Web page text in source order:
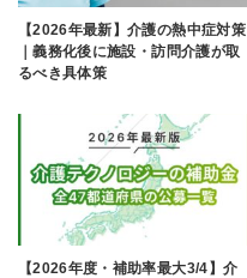
【2026年最新】介護の熱中症対策
｜義務化後に施設・訪問介護が取
るべき具体策
【2026年度・補助率最大3/4】介